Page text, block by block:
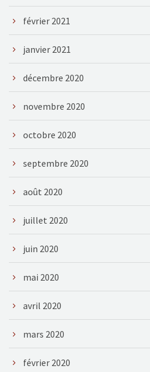
février 2021
janvier 2021
décembre 2020
novembre 2020
octobre 2020
septembre 2020
août 2020
juillet 2020
juin 2020
mai 2020
avril 2020
mars 2020
février 2020